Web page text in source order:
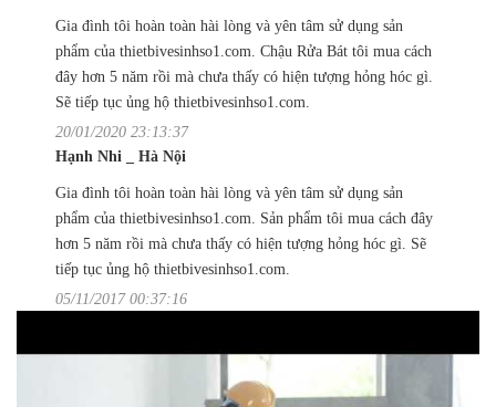
Gia đình tôi hoàn toàn hài lòng và yên tâm sử dụng sản
phẩm của thietbivesinhso1.com. Chậu Rửa Bát tôi mua cách
đây hơn 5 năm rồi mà chưa thấy có hiện tượng hỏng hóc gì.
Sẽ tiếp tục ủng hộ thietbivesinhso1.com.
20/01/2020 23:13:37
Hạnh Nhi _ Hà Nội
Gia đình tôi hoàn toàn hài lòng và yên tâm sử dụng sản
phẩm của thietbivesinhso1.com. Sản phẩm tôi mua cách đây
hơn 5 năm rồi mà chưa thấy có hiện tượng hỏng hóc gì. Sẽ
tiếp tục ủng hộ thietbivesinhso1.com.
05/11/2017 00:37:16